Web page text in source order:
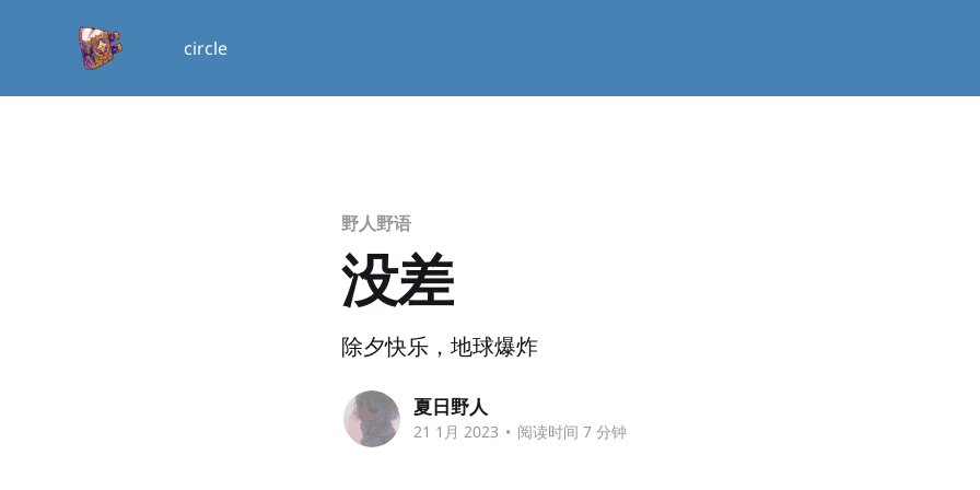
circle
野人野语
没差
除夕快乐，地球爆炸
夏日野人
21 1月 2023 • 阅读时间 7 分钟